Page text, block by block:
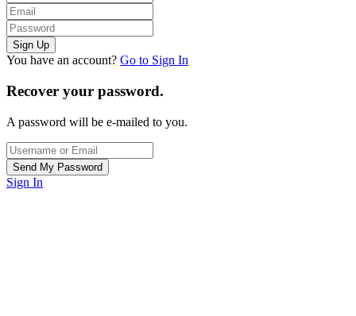
You have an account? Go to Sign In
Recover your password.
A password will be e-mailed to you.
Sign In